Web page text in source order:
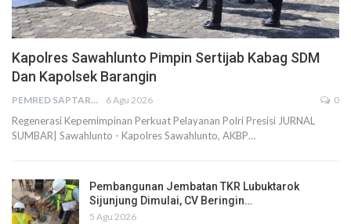
Kapolres Sawahlunto Pimpin Sertijab Kabag SDM
Dan Kapolsek Barangin
PEMRED SAPTARIUS 6 Agu 2026 0
Regenerasi Kepemimpinan Perkuat Pelayanan Polri Presisi JURNAL
SUMBAR| Sawahlunto - Kapolres Sawahlunto, AKBP…
Pembangunan Jembatan TKR Lubuktarok
Sijunjung Dimulai, CV Beringin…
5 Agu 2026